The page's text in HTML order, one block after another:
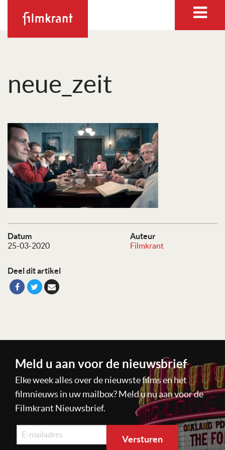
neue_zeit
Datum
25-03-2020
Auteur
Filmkrant
Deel dit artikel
Meld u aan voor de nieuwsbrief
Elke week alles over de nieuwste films en het
filmnieuws in uw mailbox? Meld u nu aan voor de
Filmkrant Nieuwsbrief.